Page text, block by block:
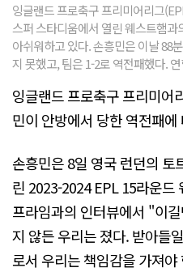
잉글랜드 프로축구 프리미어리그
스퍼 스타디움에서 열린 웨스트햄과
아쉬워하고 있다. 손흥민은 이날 88
지 못했고, 팀은 1-2로 역전패했다.
잉글랜드 프로축구 프리미어
민이 안방에서 당한 역전패
손흥민은 8일 영국 런던의 토
린 2023-2024 EPL 15라운드
프라임과의 인터뷰에서 "이
지 않든 우리는 졌다. 받아들
로서 우리는 책임감을 가져